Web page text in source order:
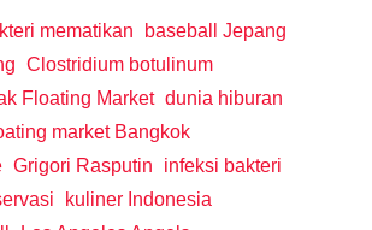
mematikan
baseball Jepang
Clostridium botulinum
Floating Market dunia hiburan
market Bangkok
Grigori Rasputin
infeksi bakteri
kuliner Indonesia